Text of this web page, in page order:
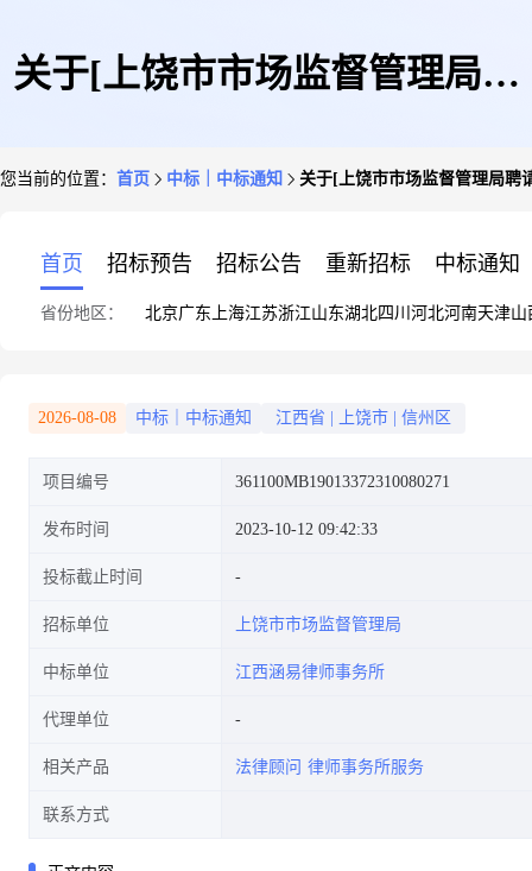
关于[上饶市市场监督管理局聘
您当前的位置： 首页 中标｜中标通知 关于[上饶市市场监督管理局聘
首页 招标预告 招标公告 重新招标 中标通知
省份地区： 北京广东 上海江苏浙江山东湖北四川 河北河南天津山
2026-08-08 中标｜中标通知 江西省 上饶市 信州区
项目编号 361100MB19013372310080271
发布时间 2023-10-12 09:42:33
投标截止时间
招标单位 上饶市市场监督管理局
中标单位 江西涵易律师事务所
代理单位
相关产品 法律顾问 律师事务所服务
联系方式